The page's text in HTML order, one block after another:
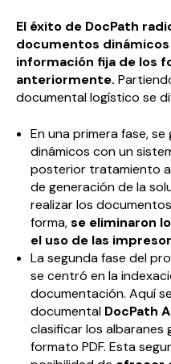
El éxito de DocPath
documentos
información fija de los
anteriormente.
documental logístico se
En una primera fase,
dinámicos con un
posterior tratamiento
de generación de la
realizar los
forma,se eliminaron
el uso de las
La segunda fase del
se centró en la
documentación. Aquí
documental DocPath
clasificar los albaranes
formato PDF. Esta